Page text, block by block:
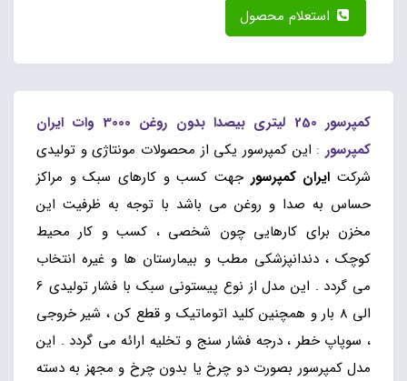
کمپرسور 250 لیتری بیصدا بدون روغن 3000 وات ایران
کمپرسور : این کمپرسور یکی از محصولات مونتاژی و تولیدی
شرکت ایران کمپرسور جهت کسب و کارهای سبک و مراکز
حساس به صدا و روغن می باشد با توجه به ظرفیت این
مخزن برای کارهایی چون شخصی ، کسب و کار محیط
کوچک ، دندانپزشکی مطب و بیمارستان ها و غیره انتخاب
می گردد . این مدل از نوع پیستونی سبک با فشار تولیدی 6
الی 8 بار و همچنین کلید اتوماتیک و قطع کن ، شیر خروجی
، سوپاپ خطر ، درجه فشار سنج و تخلیه ارائه می گردد . این
مدل کمپرسور بصورت دو چرخ یا بدون چرخ و مجهز به دسته